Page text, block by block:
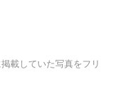
載していた写真をフリ